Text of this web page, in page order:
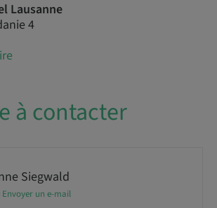
Lausanne
4
à contacter
Siegwald
Envoyer un e-mail